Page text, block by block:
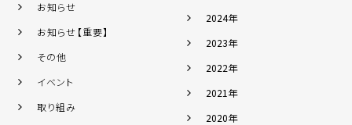
お知らせ
お知らせ【重要】
その他
イベント
取り組み
2024年
2023年
2022年
2021年
2020年